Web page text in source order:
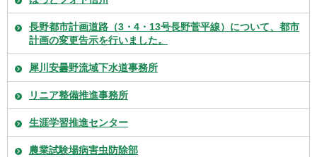
長野都市計画道路（3・4・13号長野菅平線）について、都市
計画の変更告示を行いました。
犀川安曇野流域下水道事務所
リニア整備推進事務所
生涯学習推進センター
農業試験場病害虫防除部